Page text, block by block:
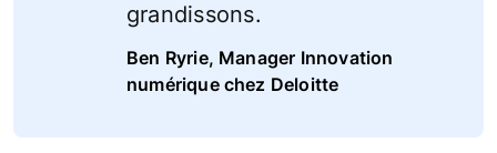
grandissons.
Ben Ryrie, Manager Innovation
numérique chez Deloitte